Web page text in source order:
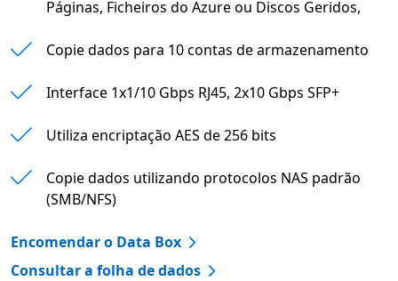
Páginas, Ficheiros do Azure ou Discos Geridos,
Copie dados para 10 contas de armazenamento
Interface 1x1/10 Gbps RJ45, 2x10 Gbps SFP+
Utiliza encriptação AES de 256 bits
Copie dados utilizando protocolos NAS padrão
(SMB/NFS)
Encomendar o Data Box
Consultar a folha de dados